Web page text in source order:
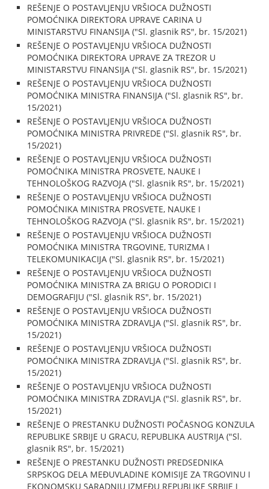
REŠENJE O POSTAVLJENJU VRŠIOCA DUŽNOSTI
POMOĆNIKA DIREKTORA UPRAVE CARINA U
MINISTARSTVU FINANSIJA ("Sl. glasnik RS", br. 15/2021)
REŠENJE O POSTAVLJENJU VRŠIOCA DUŽNOSTI
POMOĆNIKA DIREKTORA UPRAVE ZA TREZOR U
MINISTARSTVU FINANSIJA ("Sl. glasnik RS", br. 15/2021)
REŠENJE O POSTAVLJENJU VRŠIOCA DUŽNOSTI
POMOĆNIKA MINISTRA FINANSIJA ("Sl. glasnik RS", br.
15/2021)
REŠENJE O POSTAVLJENJU VRŠIOCA DUŽNOSTI
POMOĆNIKA MINISTRA PRIVREDE ("Sl. glasnik RS", br.
15/2021)
REŠENJE O POSTAVLJENJU VRŠIOCA DUŽNOSTI
POMOĆNIKA MINISTRA PROSVETE, NAUKE I
TEHNOLOŠKOG RAZVOJA ("Sl. glasnik RS", br. 15/2021)
REŠENJE O POSTAVLJENJU VRŠIOCA DUŽNOSTI
POMOĆNIKA MINISTRA PROSVETE, NAUKE I
TEHNOLOŠKOG RAZVOJA ("Sl. glasnik RS", br. 15/2021)
REŠENJE O POSTAVLJENJU VRŠIOCA DUŽNOSTI
POMOĆNIKA MINISTRA TRGOVINE, TURIZMA I
TELEKOMUNIKACIJA ("Sl. glasnik RS", br. 15/2021)
REŠENJE O POSTAVLJENJU VRŠIOCA DUŽNOSTI
POMOĆNIKA MINISTRA ZA BRIGU O PORODICI I
DEMOGRAFIJU ("Sl. glasnik RS", br. 15/2021)
REŠENJE O POSTAVLJENJU VRŠIOCA DUŽNOSTI
POMOĆNIKA MINISTRA ZDRAVLJA ("Sl. glasnik RS", br.
15/2021)
REŠENJE O POSTAVLJENJU VRŠIOCA DUŽNOSTI
POMOĆNIKA MINISTRA ZDRAVLJA ("Sl. glasnik RS", br.
15/2021)
REŠENJE O POSTAVLJENJU VRŠIOCA DUŽNOSTI
POMOĆNIKA MINISTRA ZDRAVLJA ("Sl. glasnik RS", br.
15/2021)
REŠENJE O PRESTANKU DUŽNOSTI POČASNOG KONZULA
REPUBLIKE SRBIJE U GRACU, REPUBLIKA AUSTRIJA ("Sl.
glasnik RS", br. 15/2021)
REŠENJE O PRESTANKU DUŽNOSTI PREDSEDNIKA
SRPSKOG DELA MEĐUVLADINE KOMISIJE ZA TRGOVINU I
EKONOMSKU SARADNJU IZMEĐU REPUBLIKE SRBIJE I